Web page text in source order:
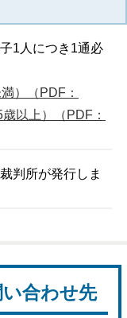
1人につき1通必
）（PDF：
以上）（PDF：
判所が発行しま
合わせ先